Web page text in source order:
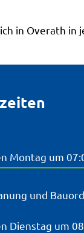
in Overath in
Öffnungs-
Montag um
und
Öffnungs-
Dienstag um